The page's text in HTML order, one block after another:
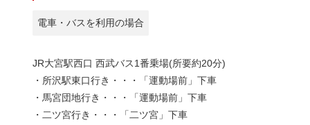
電車・バスを利用の場合
JR大宮駅西口 西武バス1番乗場(所要約20分)
・所沢駅東口行き・・・「運動場前」下車
・馬宮団地行き・・・「運動場前」下車
・二ツ宮行き・・・「二ツ宮」下車